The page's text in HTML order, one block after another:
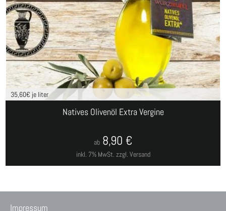
35,60€ je liter
Natives Olivenöl Extra Vergine
inkl. 7% MwSt. zzgl. Versand
ab 8,90 €
Impressum